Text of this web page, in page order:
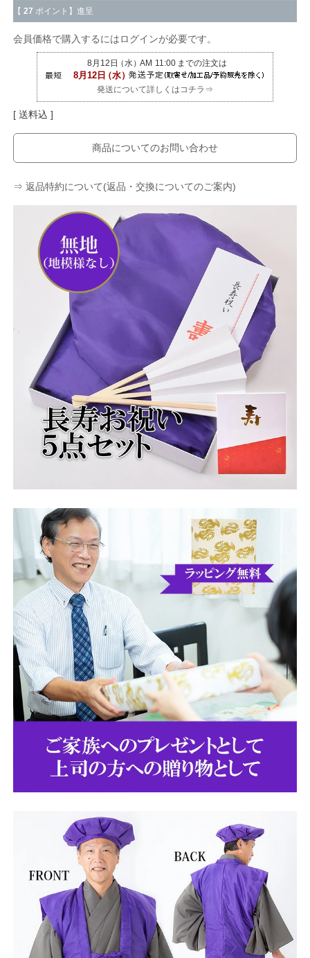
【 27 ポイント】進呈
会員価格で購入するにはログインが必要です。
発送について詳しくはコチラ⇒
送料込
商品についてのお問い合わせ
⇒ 返品特約について(返品・交換についてのご案内)